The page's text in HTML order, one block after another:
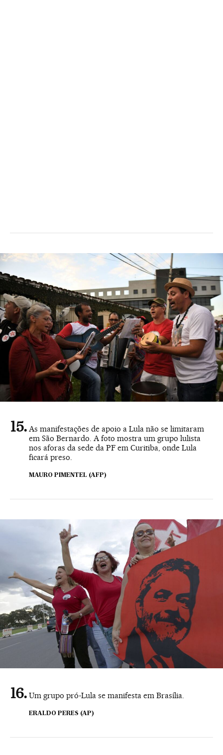
As manifestações de apoio a Lula não se limitaram
em São Bernardo. A foto mostra um grupo lulista
nos aforas da sede da PF em Curitiba, onde Lula
ficará preso.
MAURO PIMENTEL (AFP)
Um grupo pró-Lula se manifesta em Brasília.
ERALDO PERES (AP)